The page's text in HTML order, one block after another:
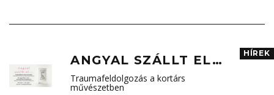
ANGYAL SZÁLLT EL…
Traumafeldolgozás a kortárs
művészetben
HÍREK